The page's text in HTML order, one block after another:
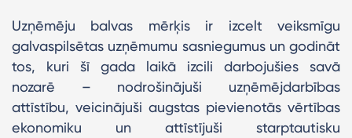
Uzņēmēju balvas mērķis ir izcelt veiksmīgu
galvaspilsētas uzņēmumu sasniegumus un godināt
tos, kuri šī gada laikā izcili darbojušies savā
nozarē – nodrošinājuši uzņēmējdarbības
attīstību, veicinājuši augstas pievienotās vērtības
ekonomiku un attīstījuši starptautisku